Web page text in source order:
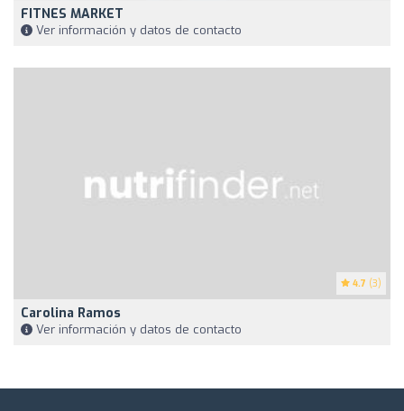
FITNES MARKET
Ver información y datos de contacto
4.7 (3)
Carolina Ramos
Ver información y datos de contacto